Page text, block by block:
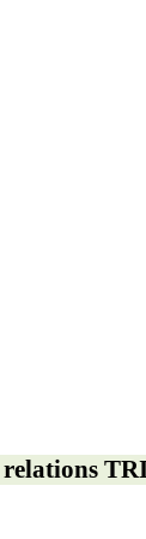
relations